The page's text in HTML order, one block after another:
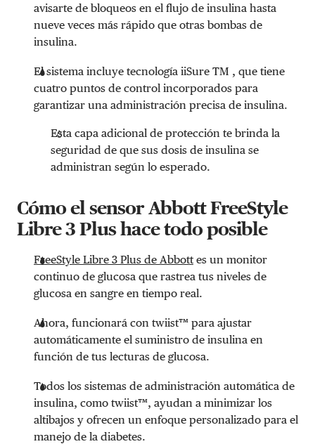
avisarte de bloqueos en el flujo de insulina hasta
nueve veces más rápido que otras bombas de
insulina.
El sistema incluye tecnología iiSure TM , que tiene
cuatro puntos de control incorporados para
garantizar una administración precisa de insulina.
Esta capa adicional de protección te brinda la
seguridad de que sus dosis de insulina se
administran según lo esperado.
Cómo el sensor Abbott FreeStyle
Libre 3 Plus hace todo posible
FreeStyle Libre 3 Plus de Abbott es un monitor
continuo de glucosa que rastrea tus niveles de
glucosa en sangre en tiempo real.
Ahora, funcionará con twiist™ para ajustar
automáticamente el suministro de insulina en
función de tus lecturas de glucosa.
Todos los sistemas de administración automática de
insulina, como twiist™, ayudan a minimizar los
altibajos y ofrecen un enfoque personalizado para el
manejo de la diabetes.